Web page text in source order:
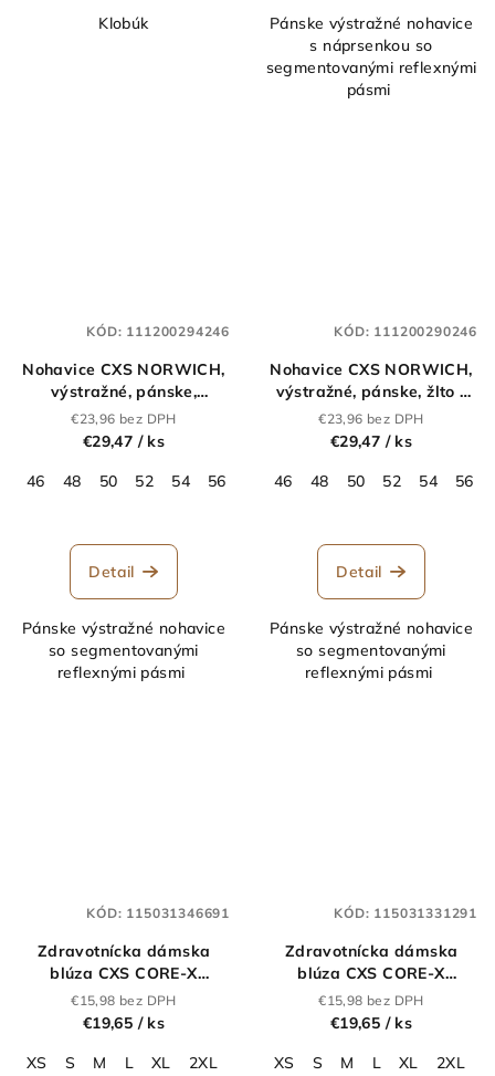
Klobúk
Pánske výstražné nohavice
s náprsenkou so
segmentovanými reflexnými
pásmi
Nohavice CXS NORWICH,
výstražné, pánske,
oranžovo - modré
€23,96 bez DPH
€29,47 / ks
46
48 50 52 54 56 60 62 64 66 68
Detail
Pánske výstražné nohavice
so segmentovanými
reflexnými pásmi
KÓD: 111200294246
Nohavice CXS NORWICH,
výstražné, pánske, žlto -
modré
€23,96 bez DPH
€29,47 / ks
46
48 50 52 54 56
Detail
Pánske výstražné nohavice
so segmentovanými
reflexnými pásmi
KÓD: 111200290246
Zdravotnícka dámska
blúza CXS CORE-X
petrolejová
€15,98 bez DPH
€19,65 / ks
XS
S M L XL 2XL
KÓD: 115031346691
Zdravotnícka dámska
blúza CXS CORE-X
staroružová
€15,98 bez DPH
€19,65 / ks
XS
S M L XL 2XL
KÓD: 115031331291